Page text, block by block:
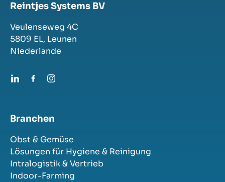
Reintjes Systems BV
Veulenseweg 4C
5809 EL, Leunen
Niederlande
Branchen
Obst & Gemüse
Lösungen für Hygiene & Reinigung
Intralogistik & Vertrieb
Indoor-Farming